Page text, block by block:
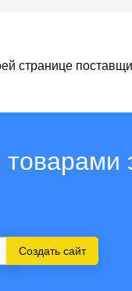
странице
Создать сайт